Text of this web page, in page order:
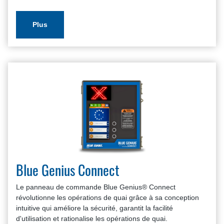
Plus
Blue Genius Connect
Le panneau de commande Blue Genius® Connect
révolutionne les opérations de quai grâce à sa conception
intuitive qui améliore la sécurité, garantit la facilité
d'utilisation et rationalise les opérations de quai.